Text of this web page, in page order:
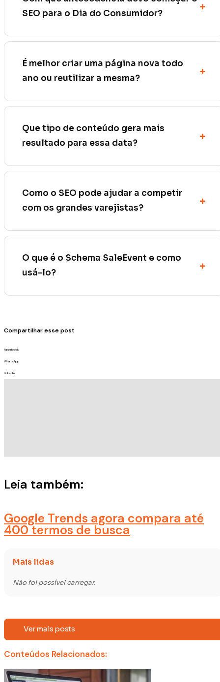
SEO para o Dia do Consumidor?
É melhor criar uma página nova todo
ano ou reutilizar a mesma?
Que tipo de conteúdo gera mais
resultado para essa data?
Como o SEO pode ajudar a competir
com os grandes varejistas?
O que é o Schema SaleEvent e como
usá-lo?
Compartilhar esse post
Facebook
WhatsApp
LinkedIn
Leia também:
Google Trends agora compara até
400 termos de busca
Mais lidas
Não foi possível carregar.
Ver mais posts
Conteúdos Relacionados: